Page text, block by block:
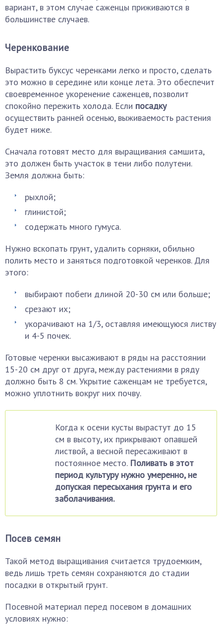
вариант, в этом случае саженцы приживаются в
большинстве случаев.
Черенкование
Вырастить буксус черенками легко и просто, сделать
это можно в середине или конце лета. Это обеспечит
своевременное укоренение саженцев, позволит
спокойно пережить холода. Если посадку
осуществить ранней осенью, выживаемость растения
будет ниже.
Сначала готовят место для выращивания самшита,
это должен быть участок в тени либо полутени.
Земля должна быть:
рыхлой;
глинистой;
содержать много гумуса.
Нужно вскопать грунт, удалить сорняки, обильно
полить место и заняться подготовкой черенков. Для
этого:
выбирают побеги длиной 20-30 см или больше;
срезают их;
укорачивают на 1/3, оставляя имеющуюся листву
и 4-5 почек.
Готовые черенки высаживают в ряды на расстоянии
15-20 см друг от друга, между растениями в ряду
должно быть 8 см. Укрытие саженцам не требуется,
можно уплотнить вокруг них почву.
Когда к осени кусты вырастут до 15
см в высоту, их прикрывают опавшей
листвой, а весной пересаживают в
постоянное место. Поливать в этот
период культуру нужно умеренно, не
допуская пересыхания грунта и его
заболачивания.
Посев семян
Такой метод выращивания считается трудоемким,
ведь лишь треть семян сохраняются до стадии
посадки в открытый грунт.
Посевной материал перед посевом в домашних
условиях нужно: